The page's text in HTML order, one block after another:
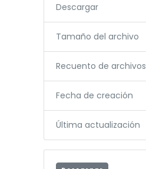
Descargar
Tamaño del archivo
Recuento de archivos
Fecha de creación
Última actualización